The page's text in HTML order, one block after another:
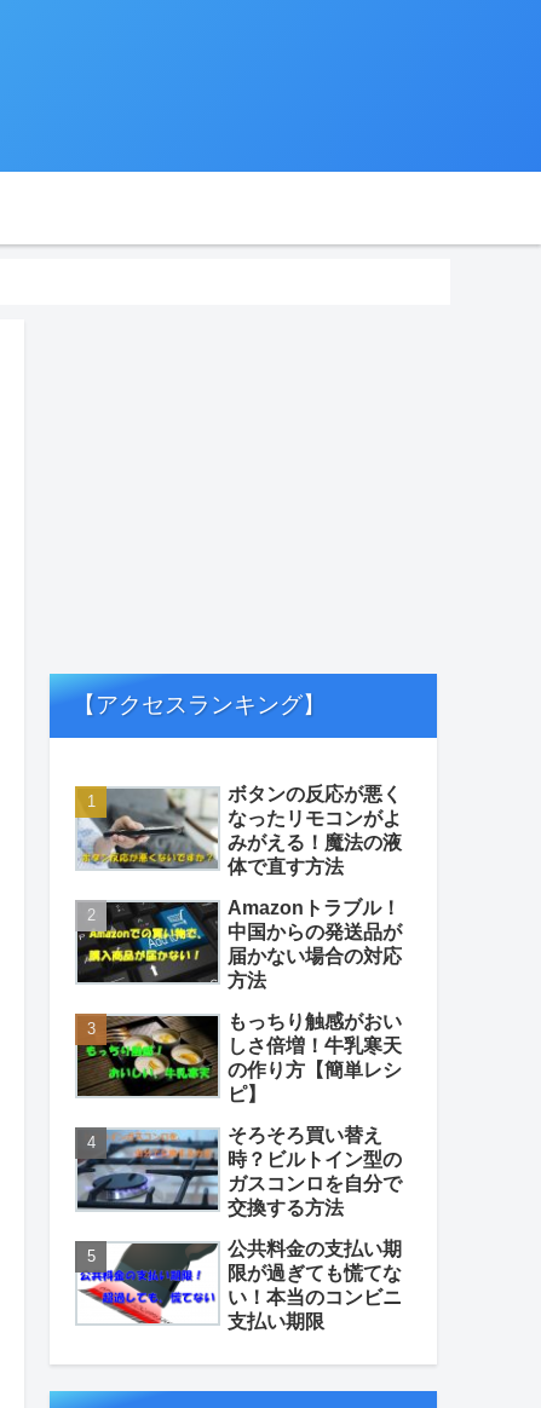
【アクセスランキング】
ボタンの反応が悪く
なったリモコンがよ
みがえる！魔法の液
体で直す方法
Amazonトラブル！
中国からの発送品が
届かない場合の対応
方法
もっちり触感がおい
しさ倍増！牛乳寒天
の作り方【簡単レシ
ピ】
そろそろ買い替え
時？ビルトイン型の
ガスコンロを自分で
交換する方法
公共料金の支払い期
限が過ぎても慌てな
い！本当のコンビニ
支払い期限